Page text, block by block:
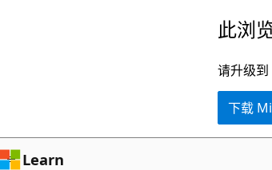
容
此浏
请升级
下载
Learn